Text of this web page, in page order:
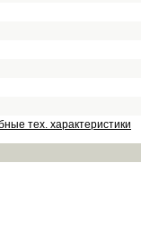
тех. характеристики